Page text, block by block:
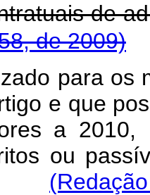
de 2009)
para os
e que
a 2010,
ou